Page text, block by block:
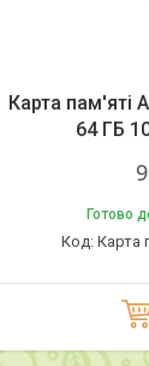
Карта пам'яті
64 ГБ
Готово
Карта